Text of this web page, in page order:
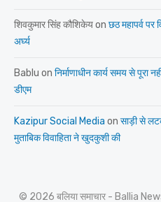
शिवकुमार सिंह कौशिकेयon छठ महापर्व पर
अर्घ्य
Bablu on निर्माणाधीन कार्य समय से पूरा
डीएम
Kazipur Social Media on साड़ी से
मुताबिक विवाहिता ने खुदकुशी की
© 2026 बलिया समाचार - Ballia